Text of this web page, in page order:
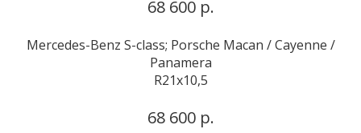
68 600 р.
Mercedes-Benz S-class; Porsche Macan / Cayenne /
Panamera
R21x10,5
68 600 р.